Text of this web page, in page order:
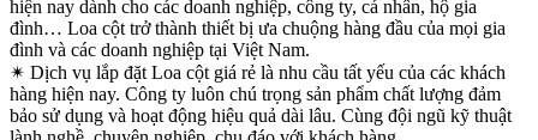
hiện nay dành cho các doanh nghiệp, công ty, cá nhân, hộ gia
đình… Loa cột trở thành thiết bị ưa chuộng hàng đầu của mọi gia
đình và các doanh nghiệp tại Việt Nam.
✴ Dịch vụ lắp đặt Loa cột giá rẻ là nhu cầu tất yếu của các khách
hàng hiện nay. Công ty luôn chú trọng sản phẩm chất lượng đảm
bảo sử dụng và hoạt động hiệu quả dài lâu. Cùng đội ngũ kỹ thuật